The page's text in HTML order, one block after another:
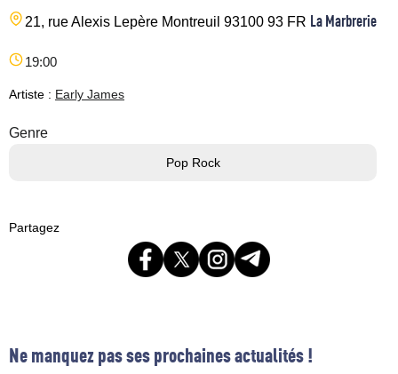
21, rue Alexis Lepère Montreuil 93100 93 FR La Marbrerie
19:00
Artiste : Early James
Genre
Pop Rock
Partagez
Ne manquez pas ses prochaines actualités !